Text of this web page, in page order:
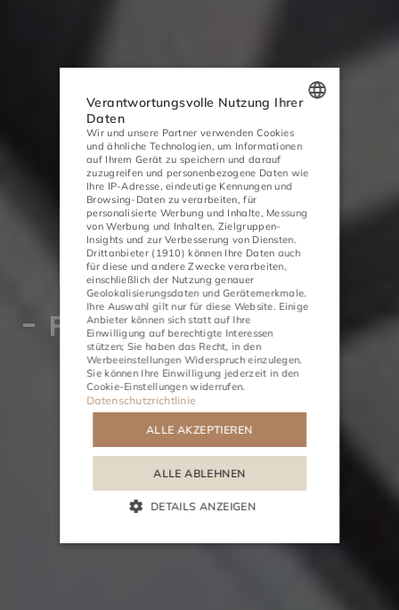
AKTIVITÄTEN
- Fahrräder
POLISH
ENGLISH
CZECH
Verantwortungsvolle Nutzung Ihrer
Daten
Wir und unsere Partner verwenden Cookies
und ähnliche Technologien, um Informationen
auf Ihrem Gerät zu speichern und darauf
zuzugreifen und personenbezogene Daten wie
Ihre IP-Adresse, eindeutige Kennungen und
Browsing-Daten zu verarbeiten, für
personalisierte Werbung und Inhalte, Messung
von Werbung und Inhalten, Zielgruppen-
Insights und zur Verbesserung von Diensten.
Drittanbieter (1910) können Ihre Daten auch
für diese und andere Zwecke verarbeiten,
einschließlich der Nutzung genauer
Geolokalisierungsdaten und Gerätemerkmale.
Ihre Auswahl gilt nur für diese Website. Einige
Anbieter können sich statt auf Ihre
Einwilligung auf berechtigte Interessen
stützen; Sie haben das Recht, in den
WerbeeinstellungenWiderspruch einzulegen.
Sie können Ihre Einwilligung jederzeit in den
Cookie-Einstellungenwiderrufen.
Datenschutzrichtlinie
ALLE AKZEPTIEREN
ALLE ABLEHNEN
DETAILS ANZEIGEN